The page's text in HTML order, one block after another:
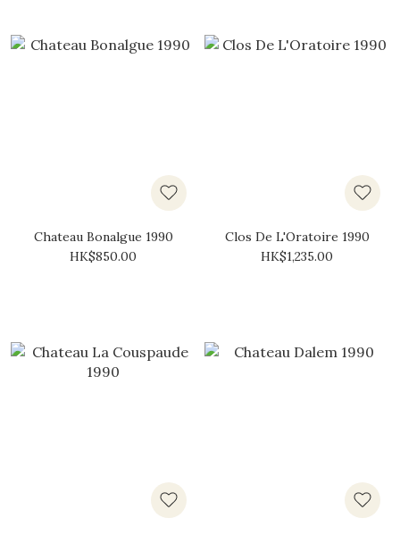
Chateau Bonalgue 1990
HK$850.00
Clos De L'Oratoire 1990
HK$1,235.00